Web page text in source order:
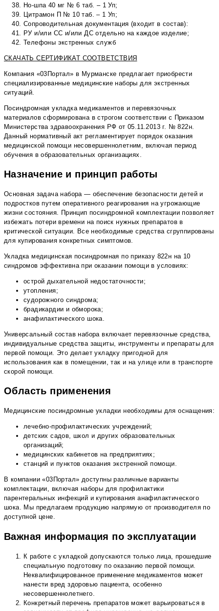
Но-шпа 40 мг № 6 таб. – 1 Уп;
Цитрамон П № 10 таб. – 1 Уп;
Сопроводительная документация (входит в состав):
РУ и/или СС и/или ДС отдельно на каждое изделие;
Телефоны экстренных служб
СКАЧАТЬ СЕРТИФИКАТ СООТВЕТСТВИЯ
Компания «03Портал» в Мурманске предлагает приобрести
специализированные медицинские наборы для экстренных
ситуаций.
Посиндромная укладка медикаментов и перевязочных
материалов сформирована в строгом соответствии с Приказом
Министерства здравоохранения РФ от 05.11.2013 г. № 822н.
Данный нормативный акт регламентирует порядок оказания
медицинской помощи несовершеннолетним, включая период
обучения в образовательных организациях.
Назначение и принцип работы
Основная задача набора — обеспечение безопасности детей и
подростков путем оперативного реагирования на угрожающие
жизни состояния. Принцип посиндромной комплектации позволяет
избежать потери времени на поиск нужных препаратов в
критической ситуации. Все необходимые средства сгруппированы
для купирования конкретных симптомов.
Укладка медицинская посиндромная по приказу 822н на 10
синдромов эффективна при оказании помощи в условиях:
острой дыхательной недостаточности;
утопления;
судорожного синдрома;
брадикардии и обморока;
анафилактического шока.
Универсальный состав набора включает перевязочные средства,
индивидуальные средства защиты, инструменты и препараты для
первой помощи. Это делает укладку пригодной для
использования как в помещении, так и на улице или в транспорте
скорой помощи.
Область применения
Медицинские посиндромные укладки необходимы для оснащения:
лечебно-профилактических учреждений;
детских садов, школ и других образовательных
организаций;
медицинских кабинетов на предприятиях;
станций и пунктов оказания экстренной помощи.
В компании «03Портал» доступны различные варианты
комплектации, включая наборы для профилактики
парентеральных инфекций и купирования анафилактического
шока. Мы предлагаем продукцию напрямую от производителя по
доступной цене.
Важная информация по эксплуатации
К работе с укладкой допускаются только лица, прошедшие
специальную подготовку по оказанию первой помощи.
Неквалифицированное применение медикаментов может
нанести вред здоровью пациента, особенно
несовершеннолетнего.
Конкретный перечень препаратов может варьироваться в